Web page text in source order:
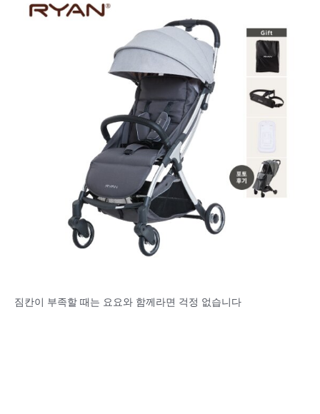
짐칸이 부족할 때는 요요와 함께라면 걱정 없습니다